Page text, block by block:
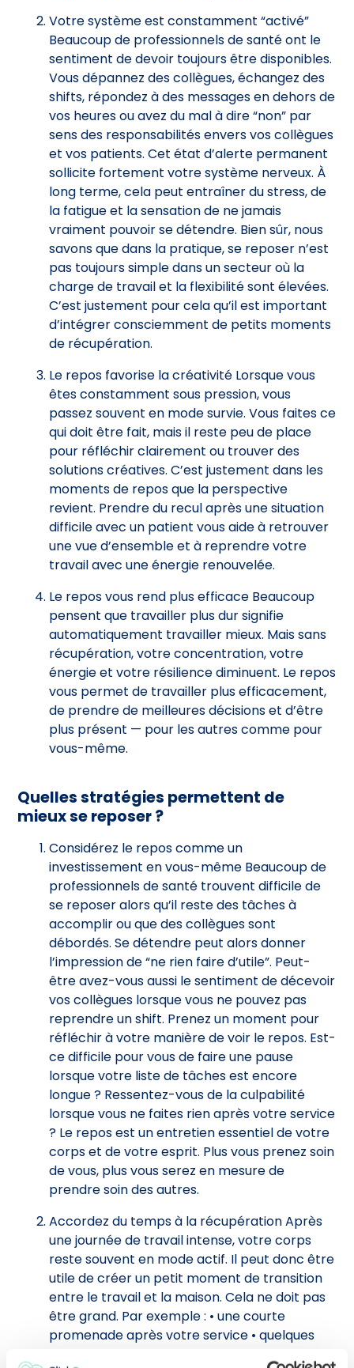
Votre système est constamment “activé”
Beaucoup de professionnels de santé ont le
sentiment de devoir toujours être disponibles.
Vous dépannez des collègues, échangez des
shifts, répondez à des messages en dehors de
vos heures ou avez du mal à dire “non” par
sens des responsabilités envers vos collègues
et vos patients. Cet état d’alerte permanent
sollicite fortement votre système nerveux. À
long terme, cela peut entraîner du stress, de
la fatigue et la sensation de ne jamais
vraiment pouvoir se détendre. Bien sûr, nous
savons que dans la pratique, se reposer n’est
pas toujours simple dans un secteur où la
charge de travail et la flexibilité sont élevées.
C’est justement pour cela qu’il est important
d’intégrer consciemment de petits moments
de récupération.
Le repos favorise la créativité Lorsque vous
êtes constamment sous pression, vous
passez souvent en mode survie. Vous faites ce
qui doit être fait, mais il reste peu de place
pour réfléchir clairement ou trouver des
solutions créatives. C’est justement dans les
moments de repos que la perspective
revient. Prendre du recul après une situation
difficile avec un patient vous aide à retrouver
une vue d’ensemble et à reprendre votre
travail avec une énergie renouvelée.
Le repos vous rend plus efficace Beaucoup
pensent que travailler plus dur signifie
automatiquement travailler mieux. Mais sans
récupération, votre concentration, votre
énergie et votre résilience diminuent. Le repos
vous permet de travailler plus efficacement,
de prendre de meilleures décisions et d’être
plus présent — pour les autres comme pour
vous-même.
Quelles stratégies permettent de
mieux se reposer ?
Considérez le repos comme un
investissement en vous-même Beaucoup de
professionnels de santé trouvent difficile de
se reposer alors qu’il reste des tâches à
accomplir ou que des collègues sont
débordés. Se détendre peut alors donner
l’impression de “ne rien faire d’utile”. Peut-
être avez-vous aussi le sentiment de décevoir
vos collègues lorsque vous ne pouvez pas
reprendre un shift. Prenez un moment pour
réfléchir à votre manière de voir le repos. Est-
ce difficile pour vous de faire une pause
lorsque votre liste de tâches est encore
longue ? Ressentez-vous de la culpabilité
lorsque vous ne faites rien après votre service
? Le repos est un entretien essentiel de votre
corps et de votre esprit. Plus vous prenez soin
de vous, plus vous serez en mesure de
prendre soin des autres.
Accordez du temps à la récupération Après
une journée de travail intense, votre corps
reste souvent en mode actif. Il peut donc être
utile de créer un petit moment de transition
entre le travail et la maison. Cela ne doit pas
être grand. Par exemple : • une courte
promenade après votre service • quelques